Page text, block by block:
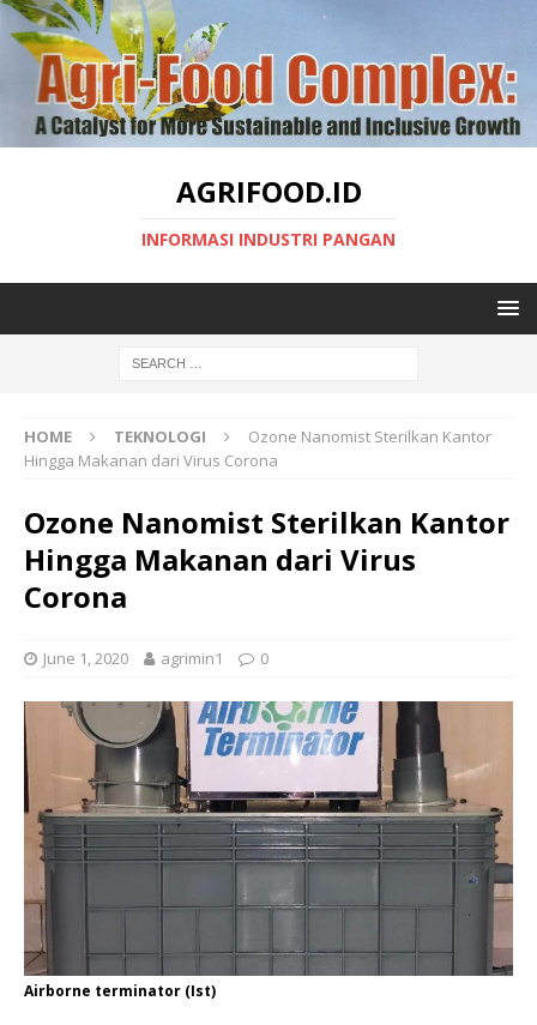
AGRIFOOD.ID
INFORMASI INDUSTRI PANGAN
HOME TEKNOLOGI
Ozone Nanomist Sterilkan Kantor
Hingga Makanan dari Virus Corona
Ozone Nanomist Sterilkan Kantor
Hingga Makanan dari Virus
Corona
June 1, 2020 agrimin1 0
Airborne terminator (Ist)